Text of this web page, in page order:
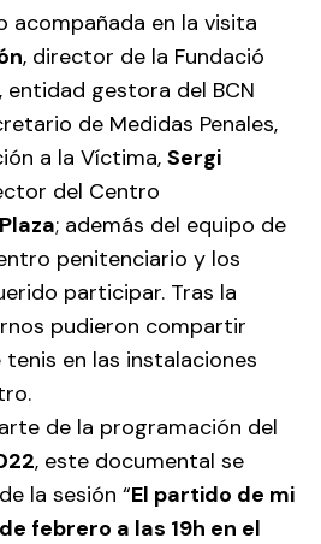
acompañada en la visita
, director de la Fundació
entidad gestora del BCN
de Medidas Penales,
a la Víctima, Sergi
del Centro
; además del equipo de
penitenciario y los
participar. Tras la
pudieron compartir
en las instalaciones
de la programación del
, este documental se
la sesión “El partido de mi
febrero a las 19h en el